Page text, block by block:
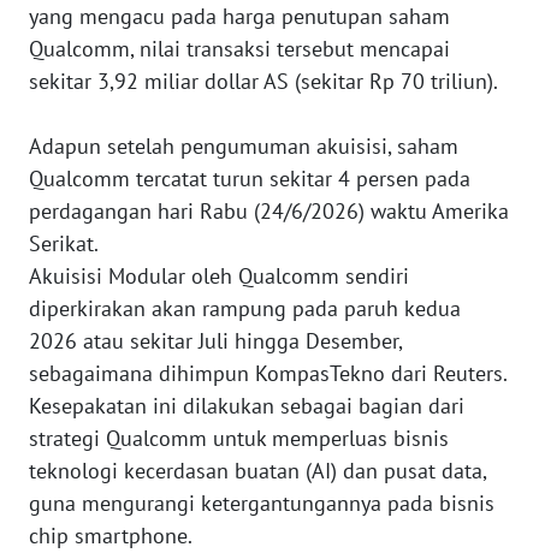
yang mengacu pada harga penutupan saham
Qualcomm, nilai transaksi tersebut mencapai
sekitar 3,92 miliar dollar AS (sekitar Rp 70 triliun).
Adapun setelah pengumuman akuisisi, saham
Qualcomm tercatat turun sekitar 4 persen pada
perdagangan hari Rabu (24/6/2026) waktu Amerika
Serikat.
Akuisisi Modular oleh Qualcomm sendiri
diperkirakan akan rampung pada paruh kedua
2026 atau sekitar Juli hingga Desember,
sebagaimana dihimpun KompasTekno dari Reuters.
Kesepakatan ini dilakukan sebagai bagian dari
strategi Qualcomm untuk memperluas bisnis
teknologi kecerdasan buatan (AI) dan pusat data,
guna mengurangi ketergantungannya pada bisnis
chip smartphone.
WN
KEPRI
PAPUA
WN
PAPUA
BARAT
WN
RIAU
WN
SERAMBI
JAMBI